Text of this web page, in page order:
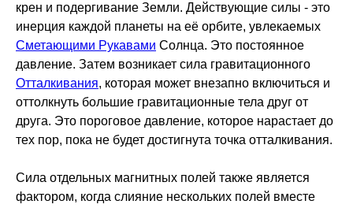
крен и подергивание Земли. Действующие силы - это
инерция каждой планеты на её орбите, увлекаемых
Сметающими Рукавами Солнца. Это постоянное
давление. Затем возникает сила гравитационного
Отталкивания, которая может внезапно включиться и
оттолкнуть большие гравитационные тела друг от
друга. Это пороговое давление, которое нарастает до
тех пор, пока не будет достигнута точка отталкивания.
Сила отдельных магнитных полей также является
фактором, когда слияние нескольких полей вместе